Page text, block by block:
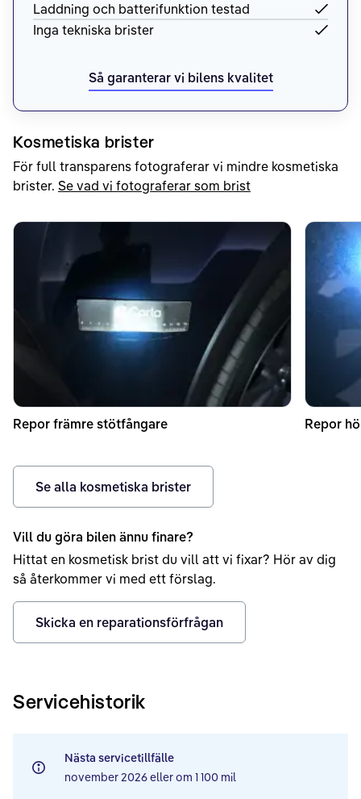
Laddning och batterifunktion testad
Inga tekniska brister
Så garanterar vi bilens kvalitet
Kosmetiska brister
För full transparens fotograferar vi mindre kosmetiska
brister. Se vad vi fotograferar som brist
Repor främre stötfångare Repor
Se alla kosmetiska brister
Vill du göra bilen ännu finare?
Hittat en kosmetisk brist du vill att vi fixar? Hör av dig
så återkommer vi med ett förslag.
Skicka en reparationsförfrågan
Servicehistorik
Nästa servicetillfälle
november 2026eller om 1 100 mil